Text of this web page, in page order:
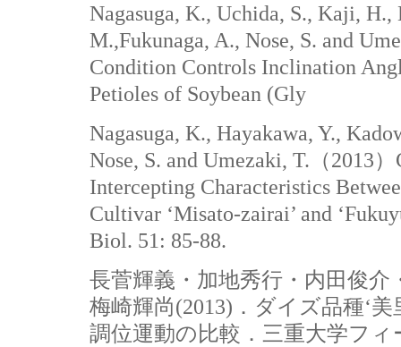
Nagasuga, K., Uchida, S., Kaji,
M.,Fukunaga, A., Nose, S. and
Condition Controls Inclination
Petioles of Soybean (Gly
Nagasuga, K., Hayakawa, Y.,
Nose, S. and Umezaki, T.（2013
Intercepting Characteristics
Cultivar ‘Misato-zairai’ and
Biol. 51: 85-88.
長菅輝義・加地秀行・内田俊介
梅崎輝尚(2013)．ダイズ品種‘
調位運動の比較．三重大学フ